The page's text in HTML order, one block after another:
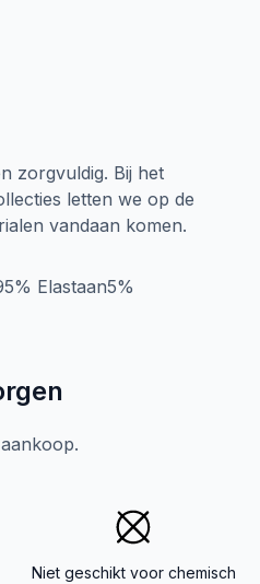
zorgvuldig. Bij het
letten we op de
vandaan komen.
Elastaan5%
Niet geschikt voor chemisch